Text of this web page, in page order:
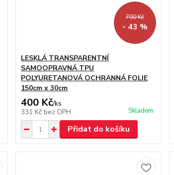
700 Kč
- 43 %
LESKLÁ TRANSPARENTNÍ
SAMOOPRAVNÁ TPU
POLYURETANOVÁ OCHRANNÁ FOLIE
150cm x 30cm
400 Kč/ks
331 Kč bez DPH Skladem
Přidat do košíku